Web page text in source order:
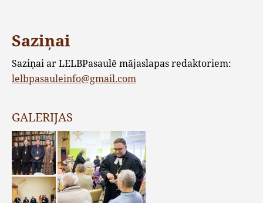
Saziņai
Saziņai ar LELBPasaulē mājaslapas redaktoriem:
lelbpasauleinfo@gmail.com
GALERIJAS